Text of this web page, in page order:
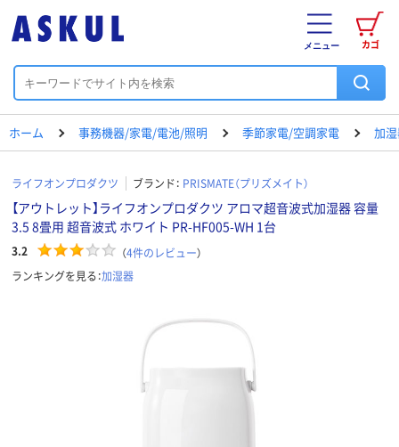
カゴ
メニュー
ホーム 事務機器/家電/電池/照明 季節家電/空調家電 加
ライフオンプロダクツ ブランド： PRISMATE（プリズメイト）
【アウトレット】ライフオンプロダクツ アロマ超音波式加湿器 容量
3.5 8畳用 超音波式 ホワイト PR-HF005-WH 1台
3.2 （4件のレビュー）
ランキングを見る：加湿器